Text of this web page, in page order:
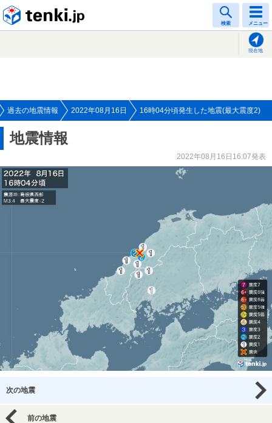
検索 メニュー
現在地
過去の地震情報 2022年08月16日 16時04分頃発生した地震(最大震度2)
地震情報
2022年08月16日16:07発表
次の地震
前の地震